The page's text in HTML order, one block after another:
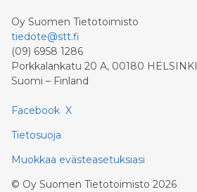
Oy Suomen Tietotoimisto
tiedote@stt.fi
(09) 6958 1286
Porkkalankatu 20 A, 00180 HELSINKI
Suomi – Finland
Facebook X
Tietosuoja
Muokkaa evästeasetuksiasi
© Oy Suomen Tietotoimisto 2026